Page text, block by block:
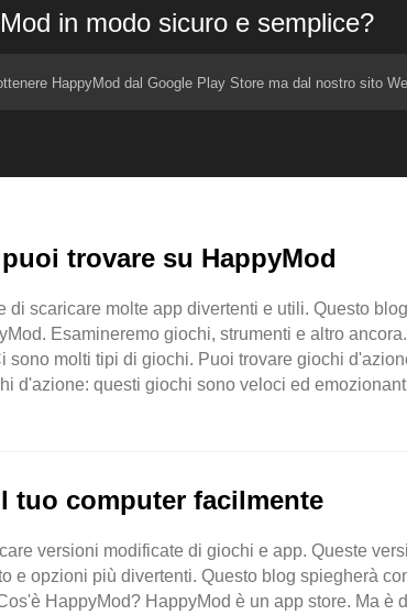
in modo sicuro e semplice?
HappyMod dal Google Play Store ma dal nostro sito
trovare su HappyMod
scaricare molte app divertenti e utili. Questo
Esamineremo giochi, strumenti e altro
molti tipi di giochi. Puoi trovare giochi
d'azione: questi giochi sono veloci ed
tuo computer facilmente
versioni modificate di giochi e app. Queste
e opzioni più divertenti. Questo blog spiegherà
HappyMod? HappyMod è un app store. Ma è